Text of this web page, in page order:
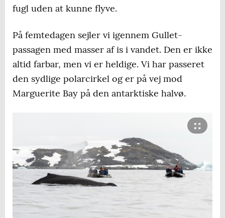
fugl uden at kunne flyve.
På femtedagen sejler vi igennem Gullet-
passagen med masser af is i vandet. Den er ikke
altid farbar, men vi er heldige. Vi har passeret
den sydlige polarcirkel og er på vej mod
Marguerite Bay på den antarktiske halvø.